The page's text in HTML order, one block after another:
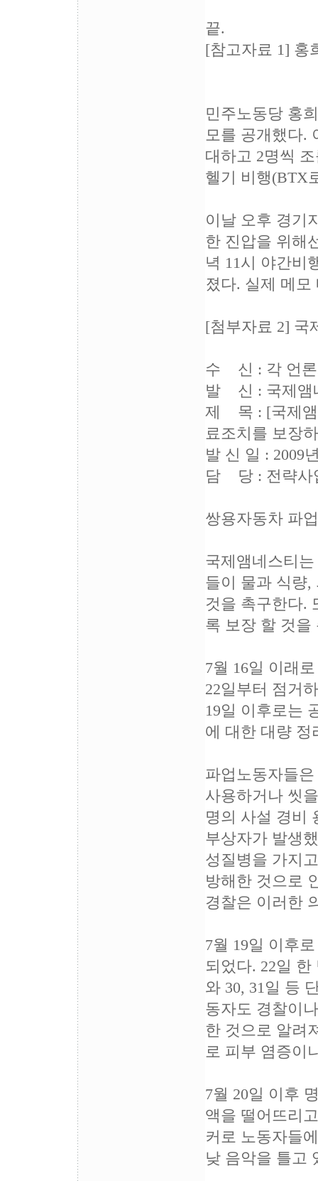
끝.
[참고자료 1] 홍
민주노동당 홍
모를 공개했다.
대하고 2명씩
헬기 비행(BTX
이날 오후 경기
한 진압을 위해
녁 11시 야간비
졌다. 실제 메모
[첨부자료 2] 국
수 신 : 각 언론
발 신 : 국제앰
제 목 : [국제앰
료조치를 보장
발 신 일 : 2009
담 당 : 전략사
쌍용자동차 파
국제앰네스티
들이 물과 식량,
것을 촉구한다.
록 보장 할 것을
7월 16일 이래
22일부터 점거
19일 이후로는
에 대한 대량 정
파업노동자들
사용하거나 씻
명의 사설 경비
부상자가 발생
성질병을 가지
방해한 것으로
경찰은 이러한
7월 19일 이후
되었다. 22일
와 30, 31일 등
동자도 경찰이
한 것으로 알려
로 피부 염증이
7월 20일 이후
액을 떨어뜨리
커로 노동자들
낮 음악을 틀고